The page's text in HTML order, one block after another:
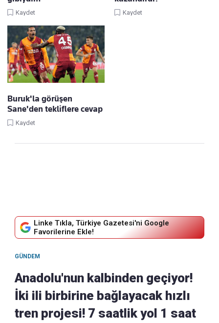
Kaydet Kaydet
Buruk'la görüşen
Sane'den tekliflere cevap
Kaydet
Linke Tıkla, Türkiye Gazetesi'ni Google
Favorilerine Ekle!
GÜNDEM
Anadolu'nun kalbinden geçiyor!
İki ili birbirine bağlayacak hızlı
tren projesi! 7 saatlik yol 1 saat